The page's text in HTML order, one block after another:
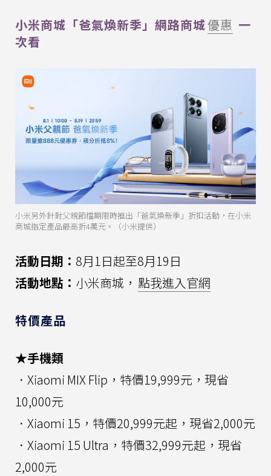
小米商城「爸氣煥新季」網路商城優惠 一
次看
小米另外針對父親節檔期限時推出「爸氣煥新季」折扣活動，在小米
商城指定產品最高折4萬元。（小米提供）
活動日期： 8月1日起至8月19日
活動地點： 小米商城， 點我進入官網
特價產品
★手機類
．Xiaomi MIX Flip，特價19,999元，現省
10,000元
．Xiaomi 15，特價20,999元起，現省2,000元
．Xiaomi 15 Ultra，特價32,999元起，現省
2,000元